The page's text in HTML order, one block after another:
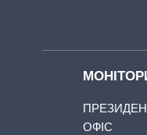
ОФІС